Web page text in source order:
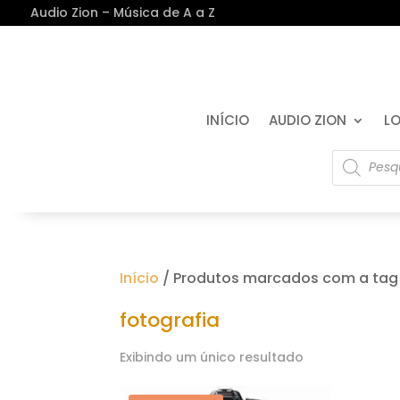
Audio Zion – Música de A a Z
INÍCIO AUDIO ZION
produtos
Início / Produtos marcados com a
fotografia
Exibindo um único resultado